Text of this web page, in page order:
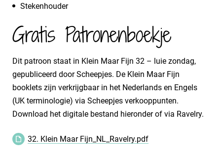
Stekenhouder
Gratis Patronenboekje
Dit patroon staat in Klein Maar Fijn 32 – luie zondag,
gepubliceerd door Scheepjes. De Klein Maar Fijn
booklets zijn verkrijgbaar in het Nederlands en Engels
(UK terminologie) via Scheepjes verkooppunten.
Download het digitale bestand hieronder of via Ravelry.
32. Klein Maar Fijn_NL_Ravelry.pdf